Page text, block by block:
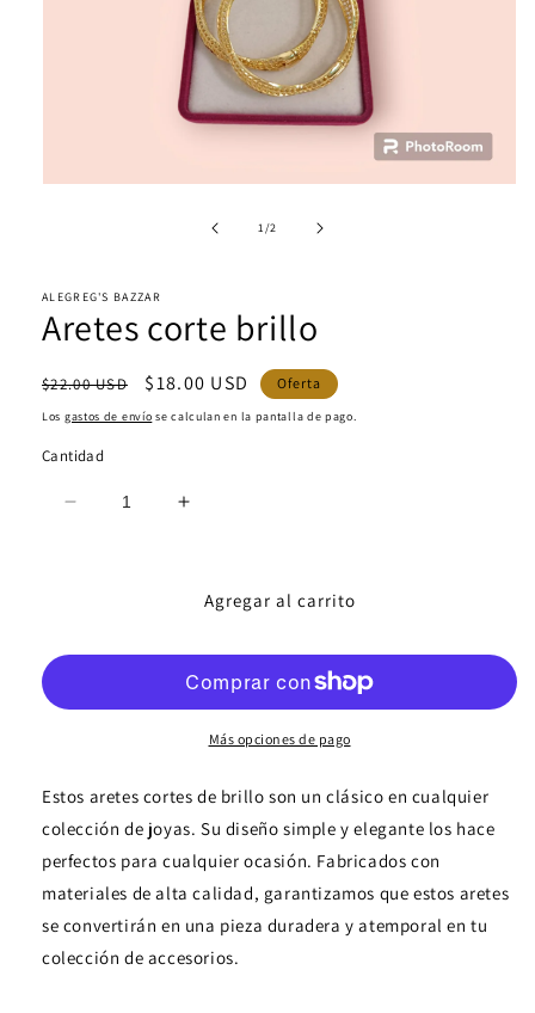
ventana
modal
1/de
2
ALEGREG'S BAZZAR
Aretes corte brillo
Precio
habitual
$22.00 USD
Precio
de
$18.00 USD Oferta
Los gastos de envío se calculan en la pantalla de pago.
Cantidad
Reducir
Aumentar
corte
Agregar al carrito
Más opciones de pago
Estos aretes cortes de brillo son un clásico en cualquier
colección de joyas. Su diseño simple y elegante los hace
perfectos para cualquier ocasión. Fabricados con
materiales de alta calidad, garantizamos que estos aretes
se convertirán en una pieza duradera y atemporal en tu
colección de accesorios.